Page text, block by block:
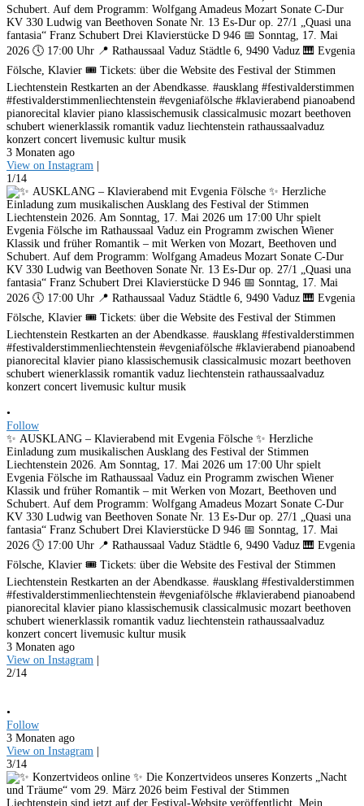
Schubert. Auf dem Programm: Wolfgang Amadeus Mozart Sonate C-Dur
KV 330 Ludwig van Beethoven Sonate Nr. 13 Es-Dur op. 27/1 „Quasi una
fantasia“ Franz Schubert Drei Klavierstücke D 946 📅 Sonntag, 17. Mai
2026 🕔 17:00 Uhr 📍 Rathaussaal Vaduz Städtle 6, 9490 Vaduz 🎹 Evgenia
Fölsche, Klavier 🎟️ Tickets: über die Website des Festival der Stimmen
Liechtenstein Restkarten an der Abendkasse. #ausklang #festivalderstimmen
#festivalderstimmenliechtenstein #evgeniafölsche #klavierabend pianoabend
pianorecital klavier piano klassischemusik classicalmusic mozart beethoven
schubert wienerklassik romantik vaduz liechtenstein rathaussaalvaduz
konzert concert livemusic kultur musik
3 Monaten ago
View on Instagram
1/14
•
Follow
✨ AUSKLANG – Klavierabend mit Evgenia Fölsche ✨ Herzliche
Einladung zum musikalischen Ausklang des Festival der Stimmen
Liechtenstein 2026. Am Sonntag, 17. Mai 2026 um 17:00 Uhr spielt
Evgenia Fölsche im Rathaussaal Vaduz ein Programm zwischen Wiener
Klassik und früher Romantik – mit Werken von Mozart, Beethoven und
Schubert. Auf dem Programm: Wolfgang Amadeus Mozart Sonate C-Dur
KV 330 Ludwig van Beethoven Sonate Nr. 13 Es-Dur op. 27/1 „Quasi una
fantasia“ Franz Schubert Drei Klavierstücke D 946 📅 Sonntag, 17. Mai
2026 🕔 17:00 Uhr 📍 Rathaussaal Vaduz Städtle 6, 9490 Vaduz 🎹 Evgenia
Fölsche, Klavier 🎟️ Tickets: über die Website des Festival der Stimmen
Liechtenstein Restkarten an der Abendkasse. #ausklang #festivalderstimmen
#festivalderstimmenliechtenstein #evgeniafölsche #klavierabend pianoabend
pianorecital klavier piano klassischemusik classicalmusic mozart beethoven
schubert wienerklassik romantik vaduz liechtenstein rathaussaalvaduz
konzert concert livemusic kultur musik
3 Monaten ago
View on Instagram
2/14
•
Follow
3 Monaten ago
View on Instagram
3/14